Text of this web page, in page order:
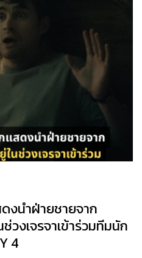
งนำฝ่ายชายจาก
ช่วงเจรจาเข้าร่วมทีมนัก
4